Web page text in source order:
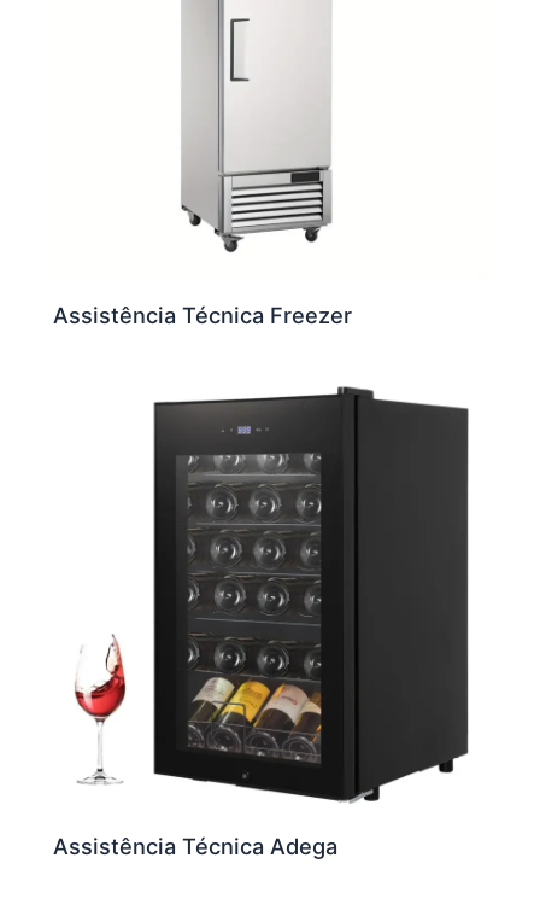
Assistência Técnica Freezer
Assistência Técnica Adega